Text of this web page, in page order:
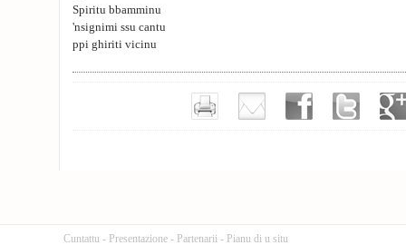
Spiritu bbamminu
'nsignimi ssu cantu
ppi ghiriti vicinu
Cuntattu - Presentazione - Partenarii - Pianu di u situ